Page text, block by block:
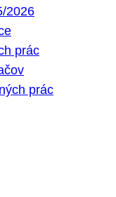
2026
prác
prác